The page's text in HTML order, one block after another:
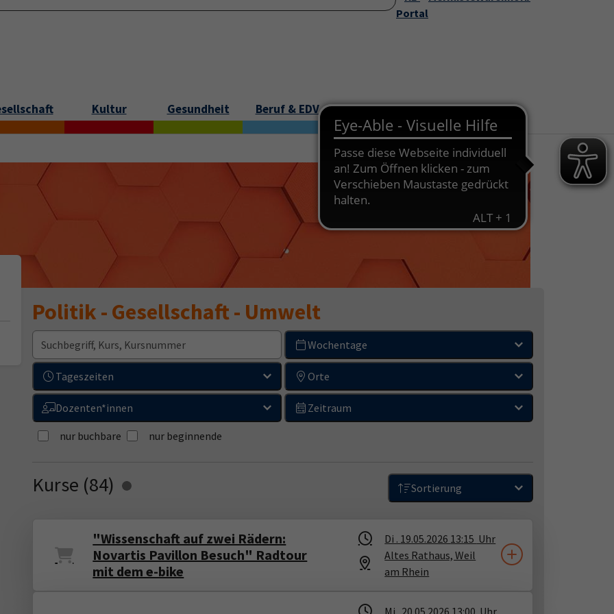
Startseite Über uns
Portal
Kultur Gesundheit Beruf & EDV Junge VHS
Politik - Gesellschaft - Umwelt
Wochentage
Tageszeiten Orte
Dozenten*innen Zeitraum
nur buchbare nur beginnende
Kurse (84) Loading... Sortierung
"Wissenschaft auf zwei Rädern:
Novartis Pavillon Besuch" Radtour
mit dem e-bike
Di . 19.05.2026 13:15 Uhr
Altes Rathaus, Weil
am Rhein